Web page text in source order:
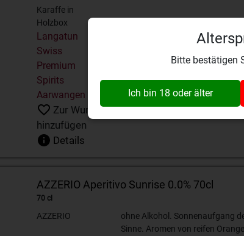
Bitte bestätigen
Ich bin 18 oder älter
Karaffe in
Holzbox
Langatun
Swiss
Premium
Spirits
Aarwangen
Zur Wunschliste
hinzufügen
Details
AZZERIO Aperitivo Sunrise 0.0% 70cl
70 cl
AZZERIO
ohne Alkohol. Sonnenaufgang
Sinne. Aromen von reifen